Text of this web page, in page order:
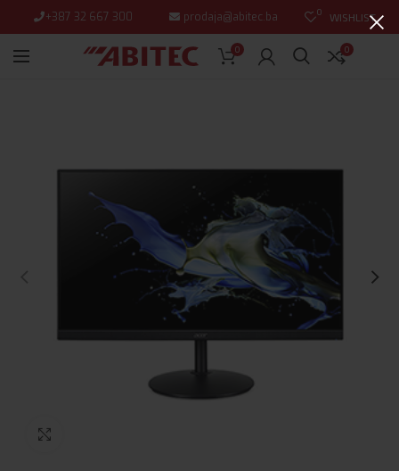
+387 32 667 300 prodaja@abitec.ba 0 WISHLIST
0 0